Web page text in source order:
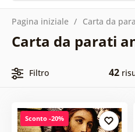
Pagina iniziale Carta da
Carta da parati
Filtro 42
Sconto -20%